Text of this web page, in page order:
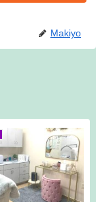
Makiyo